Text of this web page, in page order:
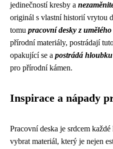
jedinečností kresby a
originál s vlastní historií vrytou
tomu pracovní desky z
přírodní materiály, postrádají
opakující se a postrádá
pro přírodní kámen.
Inspirace a nápady
Pracovní deska je srdcem
vybrat materiál, který je nejen